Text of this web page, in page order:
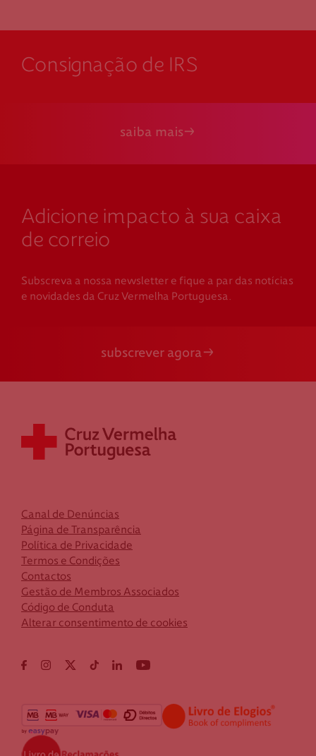
Consignação de IRS
saiba mais
Adicione impacto à sua caixa
de correio
Subscreva a nossa newsletter e fique a par das notícias
e novidades da Cruz Vermelha Portuguesa.
subscrever agora
Canal de Denúncias
Página de Transparência
Política de Privacidade
Termos e Condições
Contactos
Gestão de Membros Associados
Código de Conduta
Alterar consentimento de cookies